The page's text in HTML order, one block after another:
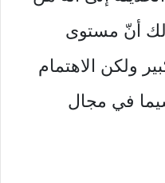
أنّ مستوى
ولكن الاهتمام
في مجال